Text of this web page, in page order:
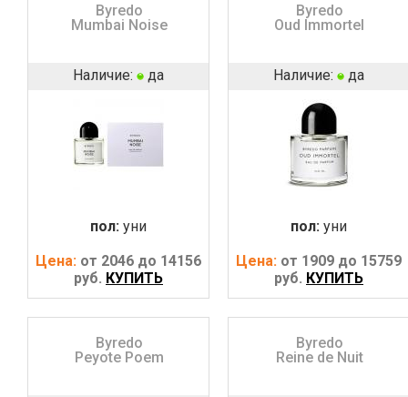
Byredo
Mumbai Noise
Наличие: да
пол: уни
Цена: от 2046 до 14156
руб. КУПИТЬ
Byredo
Oud Immortel
Наличие: да
пол: уни
Цена: от 1909 до 15759
руб. КУПИТЬ
Byredo
Peyote Poem
Byredo
Reine de Nuit